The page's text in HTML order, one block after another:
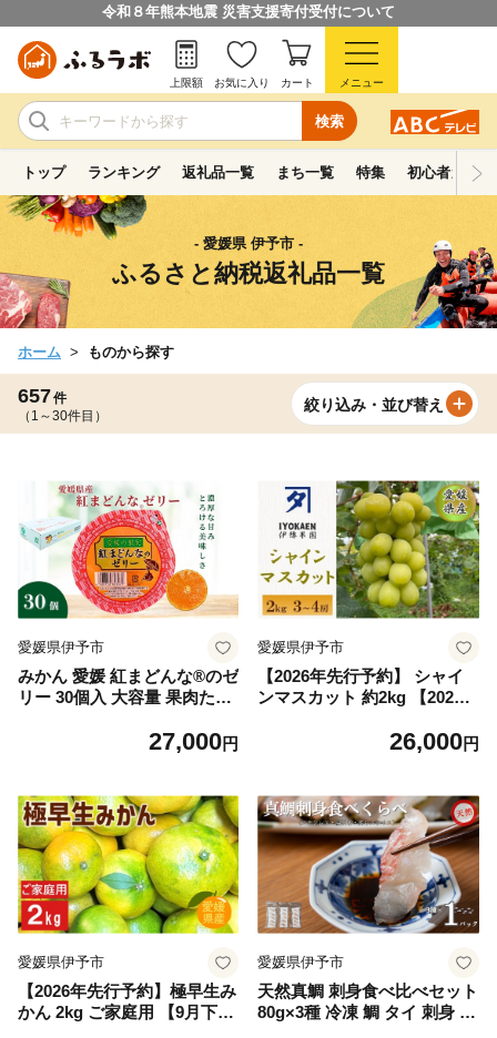
令和８年熊本地震 災害支援寄付受付について
検索
上限額 お気に入り カート メニュー
トップ ランキング 返礼品一覧 まち一覧 特集 初心者ガイド
- 愛媛県 伊予市 -
ふるさと納税返礼品一覧
ホーム ものから探す
657件
（1～30件目）
絞り込み・並び替え
愛媛県伊予市
みかん 愛媛 紅まどんな®のゼ
リー 30個入 大容量 果肉たっ
しい 人気 数量限定 柑橘 お菓
｜C60
27,000円
愛媛県伊予市
【2026年先行予約】 シャイ
ンマスカット 約2kg 【2026
どう 葡萄 果物 愛媛 人気 伊
26,000円
愛媛県伊予市
【2026年先行予約】極早生み
かん 2kg ご家庭用 【9月下旬
愛媛県伊予市
天然真鯛 刺身食べ比べセット
80g×3種 冷凍 鯛 タイ 刺身 白